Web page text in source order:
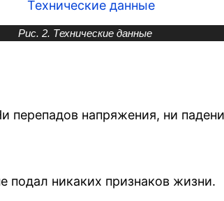
Рис. 2. Технические данные
перепадов напряжения, ни
подал никаких признаков жизни.